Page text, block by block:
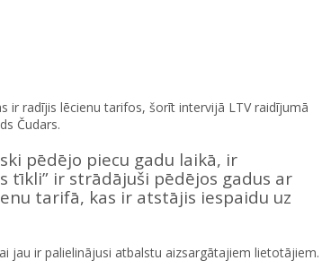
ir radījis lēcienu tarifos, šorīt intervijā LTV raidījumā
Čudars.
pēdējo piecu gadu laikā, ir
tīkli” ir strādājuši pēdējos gadus ar
tarifā, kas ir atstājis iespaidu uz
jau ir palielinājusi atbalstu aizsargātajiem lietotājiem.